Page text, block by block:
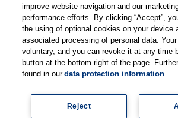
Impressum
Datenschutzerklärung
FAQs
Mediadaten
improve website navigation and our
performance efforts. By clicking “Accept”,
the using of optional cookies on your device
associated processing of personal data.
voluntary, and you can revoke it at any time
button at the bottom right of the page.
found in ourdata protection information.
Reject